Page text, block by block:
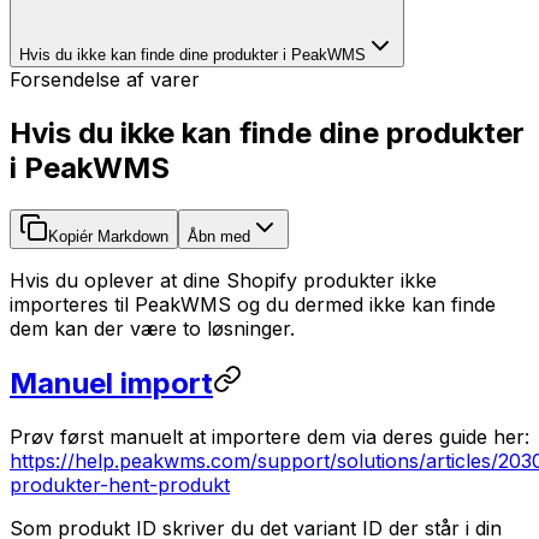
Hvis du ikke kan finde dine produkter i PeakWMS
Forsendelse af varer
Hvis du ikke kan finde dine produkter
i PeakWMS
Kopiér Markdown Åbn med
Hvis du oplever at dine Shopify produkter ikke
importeres til PeakWMS og du dermed ikke kan finde
dem kan der være to løsninger.
Manuel import
Prøv først manuelt at importere dem via deres guide her:
https://help.peakwms.com/support/solutions/articles/
produkter-hent-produkt
Som produkt ID skriver du det variant ID der står i din